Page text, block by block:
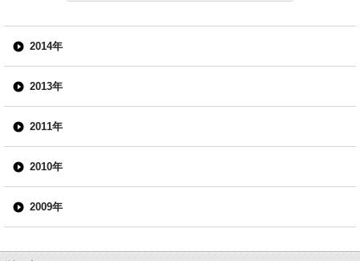
2014年
2013年
2011年
2010年
2009年